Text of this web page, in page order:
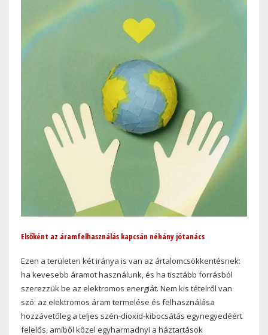
Elsőként az áramfelhasználás kapcsán néhány jótanács
Ezen a területen két iránya is van az ártalomcsökkentésnek:
ha kevesebb áramot használunk, és ha tisztább forrásból
szerezzük be az elektromos energiát. Nem kis tételről van
szó: az elektromos áram termelése és felhasználása
hozzávetőleg a teljes szén-dioxid-kibocsátás egynegyedéért
felelős, amiből közel egyharmadnyi a háztartások